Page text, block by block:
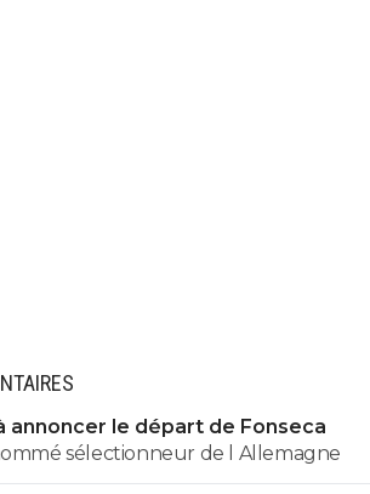
annoncer le départ de Fonseca
sélectionneur de l Allemagne